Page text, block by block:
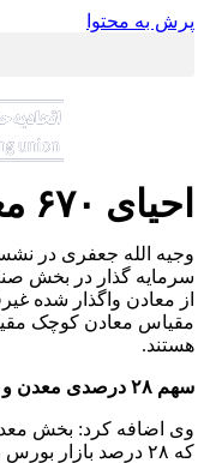
پرش به محتوا
احیای ۶۷۰ معادن کوچک مقیاس
وجیه الله جعفری در
هستند.
سهم ۲۸ درصدی معدن و صنایع معدنی از بورس
که ۲۸ درصد بازار بورس را شامل می‌شود.